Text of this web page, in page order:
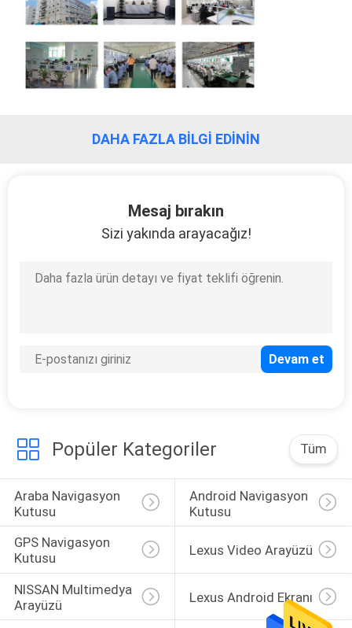
BIZIMLE
ILETIŞIME
GEÇIN
HABERLER
HARITASI
DAHA FAZLA BILGI EDININ
Mesaj bırakın
Sizi yakında arayacağız!
Popüler Kategoriler Tüm
Araba Navigasyon
Kutusu
Android Navigasyon
Kutusu
GPS Navigasyon
Kutusu
Lexus Video Arayüzü
NISSAN Multimedya
Arayüzü
Lexus Android Ekranı